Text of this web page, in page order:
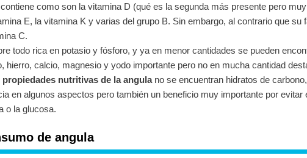
como son la vitamina D (qué es la segunda más presente pero
E, la vitamina K y varias del grupo B. Sin embargo, al contrario que su
C.
todo rica en potasio y fósforo, y ya en menor cantidades se pueden
hierro, calcio, magnesio y yodo importante pero no en mucha cantidad
propiedades nutritivas de la angulano se encuentran hidratos de
en algunos aspectos pero también un beneficio muy importante por evitar
o la glucosa.
de angula